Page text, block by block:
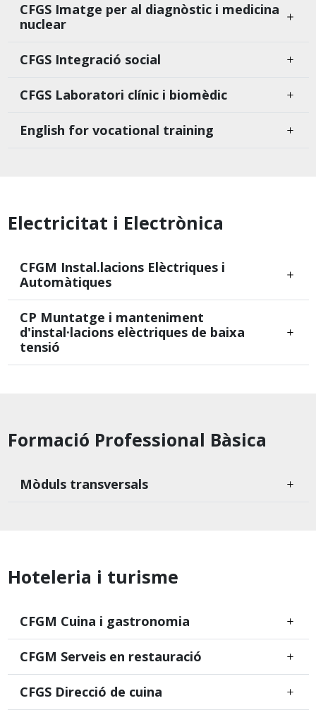
CFGS Imatge per al diagnòstic i medicina
nuclear
CFGS Integració social
CFGS Laboratori clínic i biomèdic
English for vocational training
Electricitat i Electrònica
CFGM Instal.lacions Elèctriques i
Automàtiques
CP Muntatge i manteniment
d'instal·lacions elèctriques de baixa
tensió
Formació Professional Bàsica
Mòduls transversals
Hoteleria i turisme
CFGM Cuina i gastronomia
CFGM Serveis en restauració
CFGS Direcció de cuina